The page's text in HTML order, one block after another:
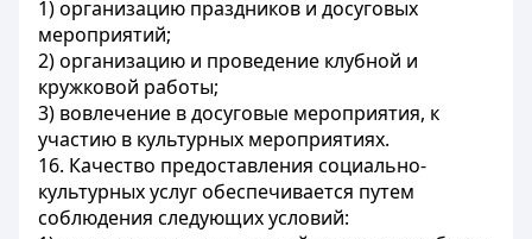
1) организацию праздников и досуговых
мероприятий;
2) организацию и проведение клубной и
кружковой работы;
3) вовлечение в досуговые мероприятия, к
участию в культурных мероприятиях.
16. Качество предоставления социально-
культурных услуг обеспечивается путем
соблюдения следующих условий: